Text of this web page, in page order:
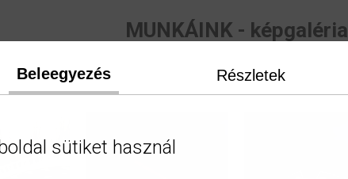
MUNKÁINK - képgaléria
Beleegyezés Részletek
sütiket használ